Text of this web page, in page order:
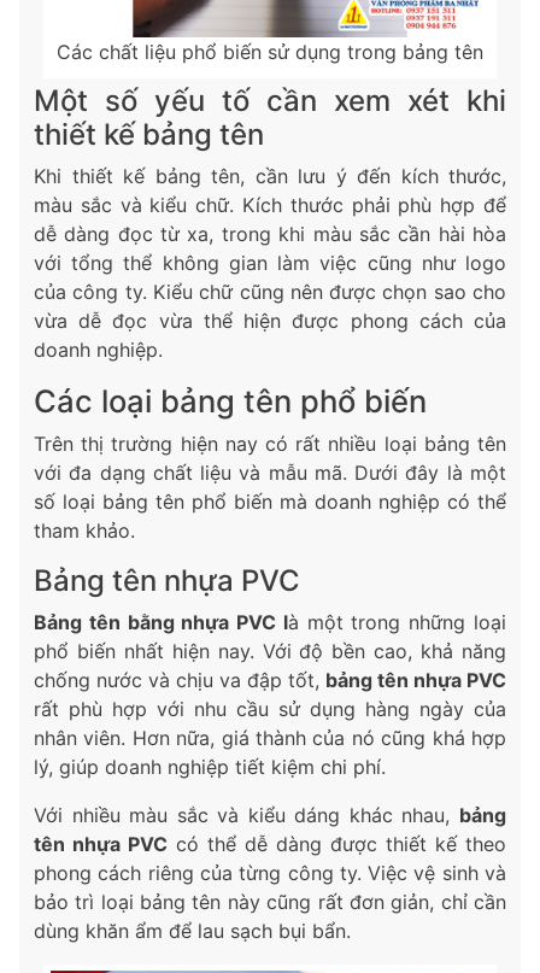
Các chất liệu phổ biến sử dụng trong bảng tên
Một số yếu tố cần xem xét khi
thiết kế bảng tên
Khi thiết kế bảng tên, cần lưu ý đến kích thước,
màu sắc và kiểu chữ. Kích thước phải phù hợp để
dễ dàng đọc từ xa, trong khi màu sắc cần hài hòa
với tổng thể không gian làm việc cũng như logo
của công ty. Kiểu chữ cũng nên được chọn sao cho
vừa dễ đọc vừa thể hiện được phong cách của
doanh nghiệp.
Các loại bảng tên phổ biến
Trên thị trường hiện nay có rất nhiều loại bảng tên
với đa dạng chất liệu và mẫu mã. Dưới đây là một
số loại bảng tên phổ biến mà doanh nghiệp có thể
tham khảo.
Bảng tên nhựa PVC
Bảng tên bằng nhựa PVC là một trong những loại
phổ biến nhất hiện nay. Với độ bền cao, khả năng
chống nước và chịu va đập tốt, bảng tên nhựa PVC
rất phù hợp với nhu cầu sử dụng hàng ngày của
nhân viên. Hơn nữa, giá thành của nó cũng khá hợp
lý, giúp doanh nghiệp tiết kiệm chi phí.
Với nhiều màu sắc và kiểu dáng khác nhau, bảng
tên nhựa PVC có thể dễ dàng được thiết kế theo
phong cách riêng của từng công ty. Việc vệ sinh và
bảo trì loại bảng tên này cũng rất đơn giản, chỉ cần
dùng khăn ẩm để lau sạch bụi bẩn.